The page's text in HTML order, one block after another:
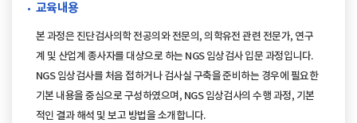
교육내용
본 과정은 진단검사의학 전공의와 전문의, 의학유전 관련 전문가, 연구
계 및 산업계 종사자를 대상으로 하는 NGS 임상검사 입문 과정입니다.
NGS 임상검사를 처음 접하거나 검사실 구축을 준비하는 경우에 필요한
기본 내용을 중심으로 구성하였으며, NGS 임상검사의 수행 과정, 기본
적인 결과 해석 및 보고 방법을 소개합니다.